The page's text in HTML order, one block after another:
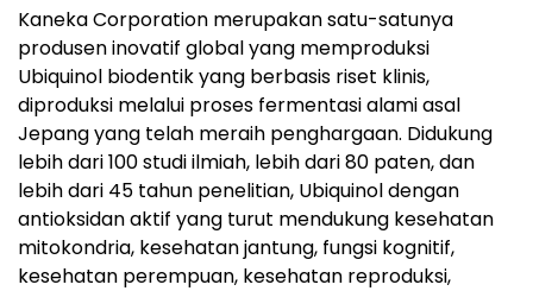
Kaneka Corporation merupakan satu-satunya
produsen inovatif global yang memproduksi
Ubiquinol biodentik yang berbasis riset klinis,
diproduksi melalui proses fermentasi alami asal
Jepang yang telah meraih penghargaan. Didukung
lebih dari 100 studi ilmiah, lebih dari 80 paten, dan
lebih dari 45 tahun penelitian, Ubiquinol dengan
antioksidan aktif yang turut mendukung kesehatan
mitokondria, kesehatan jantung, fungsi kognitif,
kesehatan perempuan, kesehatan reproduksi,